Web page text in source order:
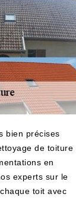
bien précises
de toiture
en
experts sur le
toit avec